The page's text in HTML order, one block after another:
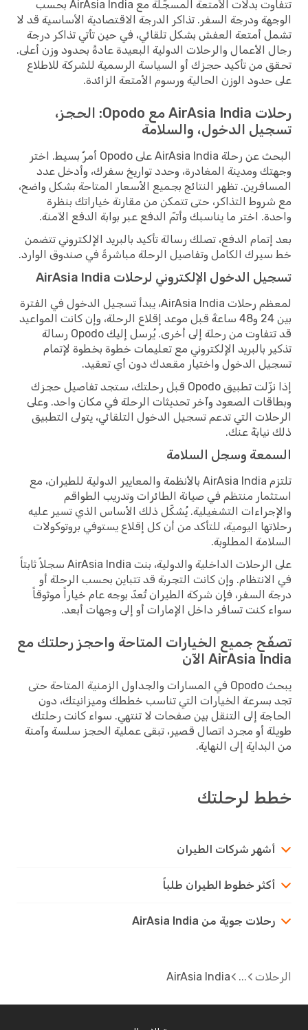
تتفاوت بدلات الأمتعة المسجّلة مع AirAsia India بحسب
الوجهة ودرجة السفر. تذاكر الدرجة الاقتصادية الأساسية قد لا
تشمل أمتعة العفش بشكل تلقائي، في حين تأتي تذاكر درجة
رجال الأعمال والرحلات الدولية البعيدة عادةً بحدود وزن أعلى.
تحقق من تأكيد حجزك أو السياسة الرسمية للشركة للاطلاع
على حدود الوزن الحالية ورسوم الأمتعة الزائدة.
رحلات AirAsia India مع Opodo: الحجز،
تسجيل الدخول، والسلامة
البحث عن رحلة AirAsia India على Opodo أمرٌ بسيط. اختر
وجهتك ومدينة المغادرة، وحدد تواريخ سفرك، وأدخل عدد
المسافرين. تظهر النتائج بجميع الأسعار المتاحة بشكل واضح،
مع شروط التذاكر، حتى تتمكن من مقارنة خياراتك بنظرة
واحدة. اختر ما يناسبك وأتمّ الدفع عبر بوابة الدفع الآمنة.
بعد إتمام الدفع، تصلك رسالة تأكيد بالبريد الإلكتروني تتضمن
خط سيرك الكامل وتفاصيل الرحلة مباشرةً في صندوق الوارد.
تسجيل الدخول الإلكتروني لرحلات AirAsia India
لمعظم رحلات AirAsia India، يبدأ تسجيل الدخول في الفترة
بين 24 و48 ساعةً قبل موعد إقلاع الرحلة، وإن كانت المواعيد
قد تتفاوت من رحلة إلى أخرى. يُرسل إليك Opodo رسالة
تذكير بالبريد الإلكتروني مع تعليمات خطوة بخطوة لإتمام
تسجيل الدخول واختيار مقعدك دون أي تعقيد.
إذا نزّلت تطبيق Opodo قبل رحلتك، ستجد تفاصيل حجزك
وبطاقات الصعود وآخر تحديثات الرحلة في مكان واحد. وعلى
الرحلات التي تدعم تسجيل الدخول التلقائي، يتولى التطبيق
ذلك نيابةً عنك.
السمعة وسجل السلامة
تلتزم AirAsia India بالأنظمة والمعايير الدولية للطيران، مع
استثمار منتظم في صيانة الطائرات وتدريب الطواقم
والإجراءات التشغيلية. يُشكّل ذلك الأساس الذي تسير عليه
رحلاتها اليومية، للتأكد من أن كل إقلاع يستوفي بروتوكولات
السلامة المطلوبة.
على الرحلات الداخلية والدولية، بنت AirAsia India سجلاً ثابتاً
في الانتظام. وإن كانت التجربة قد تتباين بحسب الرحلة أو
درجة السفر، فإن شركة الطيران تُعدّ بوجه عام خياراً موثوقاً
سواء كنت تسافر داخل الإمارات أو إلى وجهات أبعد.
تصفّح جميع الخيارات المتاحة واحجز رحلتك مع
AirAsia India الآن
يبحث Opodo في المسارات والجداول الزمنية المتاحة حتى
تجد بسرعة الخيارات التي تناسب خططك وميزانيتك، دون
الحاجة إلى التنقل بين صفحات لا تنتهي. سواء كانت رحلتك
طويلة أو مجرد اتصال قصير، تبقى عملية الحجز سلسة وآمنة
من البداية إلى النهاية.
خطط لرحلتك
أشهر شركات الطيران
أكثر خطوط الطيران طلباً
رحلات جوية من AirAsia India
الرحلات AirAsia India